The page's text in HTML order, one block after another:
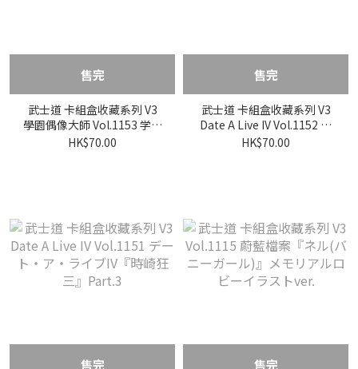
售完
武士道 卡組盒收藏系列 V3
學園偶像大師 Vol.1153 学園
アイドルマスター『葛城リ
HK$70.00
售完
武士道 卡組盒收藏系列 V3
Date A Live IV Vol.1152 デ
ート・ア・ライブIV『本条
HK$70.00
售完 售完